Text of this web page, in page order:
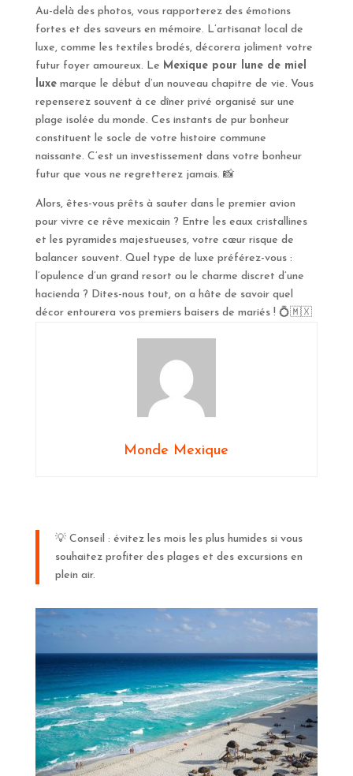
Au-delà des photos, vous rapporterez des émotions
fortes et des saveurs en mémoire. L’artisanat local de
luxe, comme les textiles brodés, décorera joliment votre
futur foyer amoureux. Le Mexique pour lune de miel
luxemarque le début d’un nouveau chapitre de vie. Vous
repenserez souvent à ce dîner privé organisé sur une
plage isolée du monde. Ces instants de pur bonheur
constituent le socle de votre histoire commune
naissante. C’est un investissement dans votre bonheur
futur que vous ne regretterez jamais. 📸
Alors, êtes-vous prêts à sauter dans le premier avion
pour vivre ce rêve mexicain ? Entre les eaux cristallines
et les pyramides majestueuses, votre cœur risque de
balancer souvent. Quel type de luxe préférez-vous :
l’opulence d’un grand resort ou le charme discret d’une
hacienda ? Dites-nous tout, on a hâte de savoir quel
décor entourera vos premiers baisers de mariés ! 💍🇲🇽
Monde Mexique
💡 Conseil : évitez les mois les plus humides si vous
souhaitez profiter des plages et des excursions en
plein air.